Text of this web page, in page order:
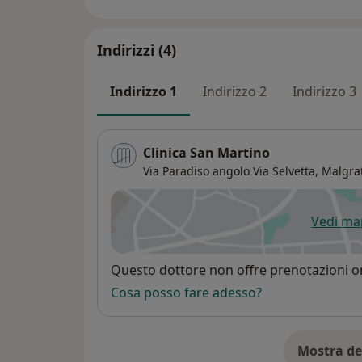
Struttura Riabilitattiva "Villa Beretta" di
Chirurgia Toracica Mininvasiva e di
Indirizzi (4)
Indirizzo 1 Indirizzo 2 Indirizzo 3
Clinica San Martino
Via Paradiso angolo Via Selvetta,
Vedi si
Disponibilità
Questo dottore non offre prenotazioni
Cosa posso fare adesso?
Mostra